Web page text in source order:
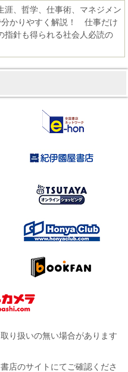
涯、哲学、仕事術、マネジメン
分かりやすく解説！ 仕事だけ
指針も得られる社会人必読の
り扱いの無い場合があります
店のサイトにてご確認くださ